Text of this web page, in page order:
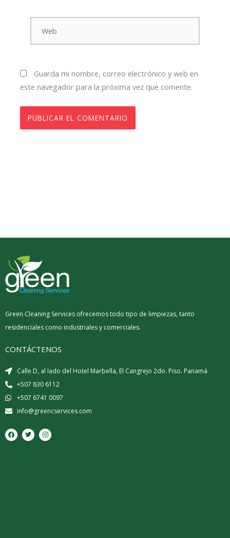
Web
Guarda mi nombre, correo electrónico y web en
este navegador para la próxima vez que comente.
Green Cleaning Services ofrecemos todo tipo de limpiezas, tanto
residenciales como industriales y comerciales.
CONTÁCTENOS
Calle D, al lado del Hotel Marbella, El Cangrejo 2do. Piso. Panamá
+507 830 6112
+507 6741 0097
info@greencservices.com
F
a
c
T
w
i
I
n
s